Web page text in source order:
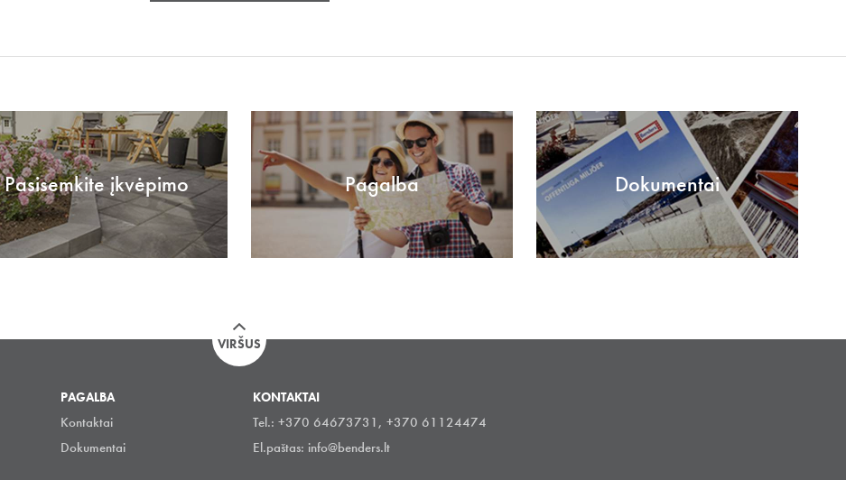
Pasisemkite įkvėpimo Pagalba Dokumentai
VIRŠUS
PAGALBA
Kontaktai
Dokumentai
KONTAKTAI
Tel.: +370 64673731, +370 61124474
El.paštas: info@benders.lt